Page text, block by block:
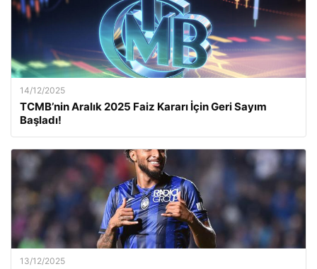
14/12/2025
TCMB’nin Aralık 2025 Faiz Kararı İçin Geri Sayım
Başladı!
13/12/2025